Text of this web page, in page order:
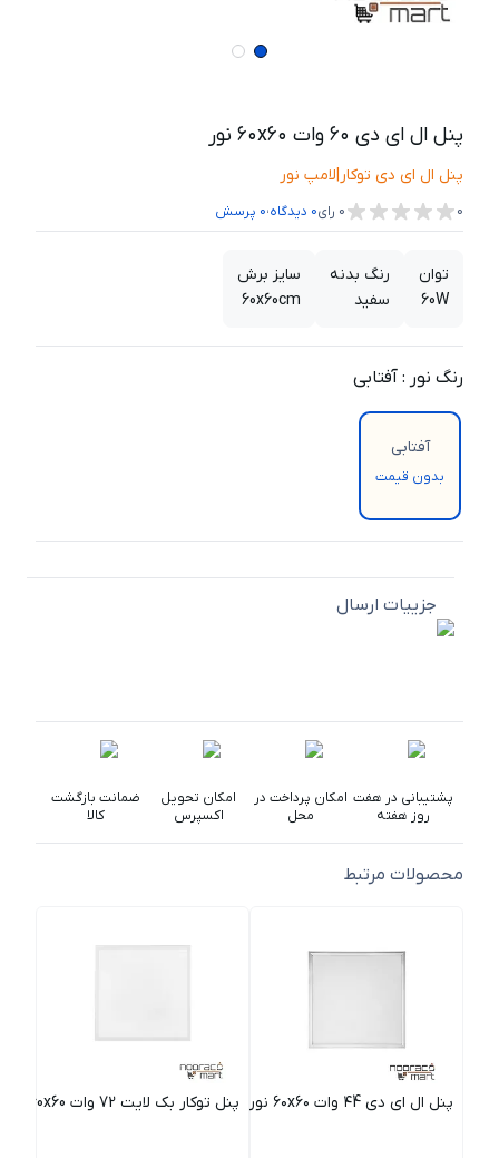
پنل ال ای دی ۶۰ وات ۶۰x۶۰ نور
پنل ال ای دی توکار|لامپ نور
0
0 رای0 دیدگاه،0 پرسش
توان
60W
رنگ بدنه
سفید
سایز برش
60x60cm
رنگ نور : آفتابی
آفتابی
بدون قیمت
جزییات ارسال
پشتیبانی در هفت
روز هفته
امکان پرداخت در
محل
امکان تحویل
اکسپرس
ضمانت بازگشت
کالا
محصولات مرتبط
پنل ال ای دی ۴4 وات ۶۰x۶۰ نور پنل توکار بک لایت 72 وات 60x60 پارس شعاع توس